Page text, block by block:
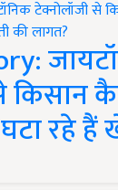
किसान
रहे हैं